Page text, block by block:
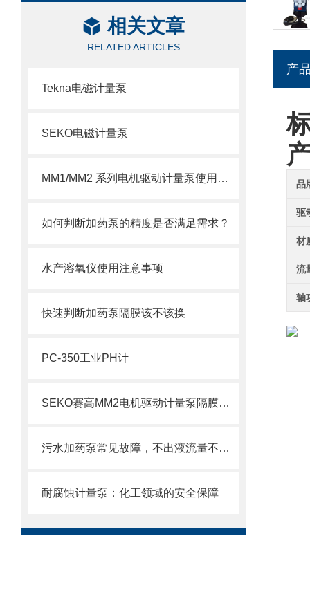
相关文章
RELATED ARTICLES
Tekna电磁计量泵
SEKO电磁计量泵
MM1/MM2 系列电机驱动计量泵使用注意事项
如何判断加药泵的精度是否满足需求？
水产溶氧仪使用注意事项
快速判断加药泵隔膜该不该换
PC-350工业PH计
SEKO赛高MM2电机驱动计量泵隔膜更换步骤
污水加药泵常见故障，不出液流量不稳异响漏液原因排查维修方法
耐腐蚀计量泵：化工领域的安全保障
产
品
驱
材
流
轴